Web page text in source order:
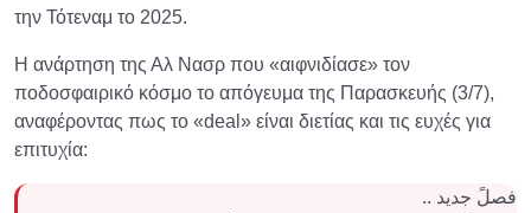
την Τότεναμ το 2025.
Η ανάρτηση της Αλ Νασρ που «αιφνιδίασε» τον
ποδοσφαιρικό κόσμο το απόγευμα της Παρασκευής (3/7),
αναφέροντας πως το «deal» είναι διετίας και τις ευχές για
επιτυχία:
فصلً جديد ..